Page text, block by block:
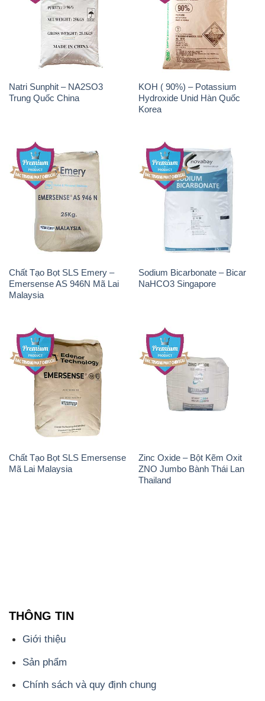
Natri Sunphit – NA2SO3
Trung Quốc China
KOH ( 90%) – Potassium
Hydroxide Unid Hàn Quốc
Korea
Chất Tạo Bọt SLS Emery –
Emersense AS 946N Mã Lai
Malaysia
Sodium Bicarbonate – Bicar
NaHCO3 Singapore
Chất Tạo Bọt SLS Emersense
Mã Lai Malaysia
Zinc Oxide – Bột Kẽm Oxit
ZNO Jumbo Bành Thái Lan
Thailand
THÔNG TIN
Giới thiệu
Sản phẩm
Chính sách và quy định chung